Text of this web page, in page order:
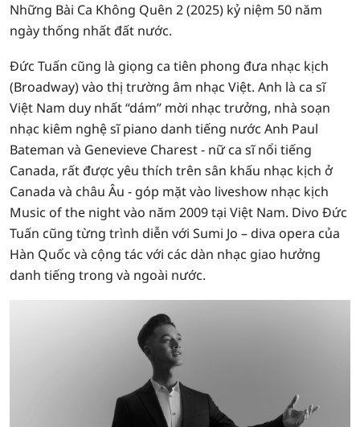
Những Bài Ca Không Quên 2 (2025) kỷ niệm 50 năm
ngày thống nhất đất nước.
Đức Tuấn cũng là giọng ca tiên phong đưa nhạc kịch
(Broadway) vào thị trường âm nhạc Việt. Anh là ca sĩ
Việt Nam duy nhất “dám” mời nhạc trưởng, nhà soạn
nhạc kiêm nghệ sĩ piano danh tiếng nước Anh Paul
Bateman và Genevieve Charest - nữ ca sĩ nổi tiếng
Canada, rất được yêu thích trên sân khấu nhạc kịch ở
Canada và châu Âu - góp mặt vào liveshow nhạc kịch
Music of the night vào năm 2009 tại Việt Nam. Divo Đức
Tuấn cũng từng trình diễn với Sumi Jo – diva opera của
Hàn Quốc và cộng tác với các dàn nhạc giao hưởng
danh tiếng trong và ngoài nước.